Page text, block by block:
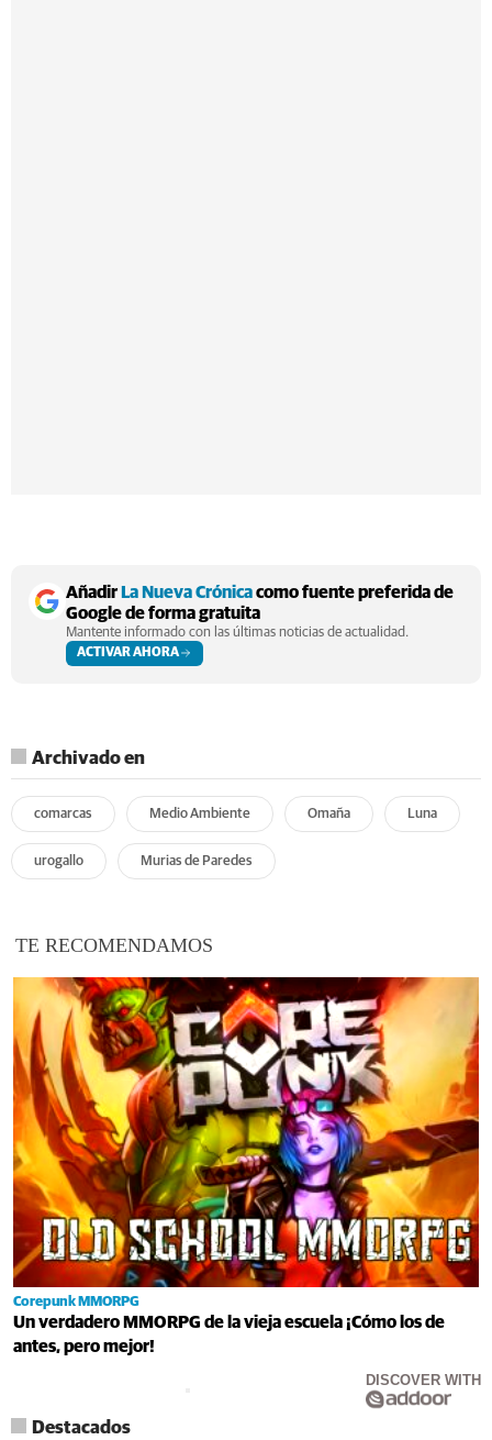
AñadirLa Nueva Crónicacomo fuente preferida de
Google de forma gratuita
Mantente informado con las últimas noticias de actualidad.
ACTIVAR AHORA
Archivado en
comarcas Medio Ambiente Omaña Luna
urogallo Murias de Paredes
TE RECOMENDAMOS
Corepunk MMORPG
Un verdadero MMORPG de la vieja escuela ¡Cómo los de
antes, pero mejor!
DISCOVER WITH
Destacados